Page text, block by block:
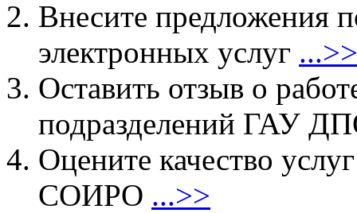
Внесите предложения
электронных услуг ...>>
Оставить отзыв о
подразделений ГАУ
Оцените качество
СОИРО ...>>